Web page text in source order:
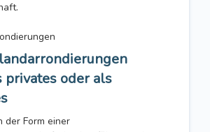
privates oder als
der Form einer